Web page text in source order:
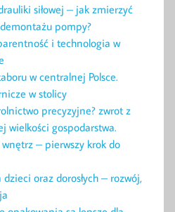
siłowej – jak zmierzyć
pompy?
i technologia w
w centralnej Polsce.
w stolicy
precyzyjne? zwrot z
wielkości gospodarstwa.
– pierwszy krok do
oraz dorosłych – rozwój,